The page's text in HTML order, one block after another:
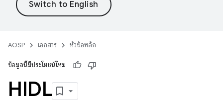
AOSP เอกสาร หัวข้อหลัก
ข้อมูลนี้มีประโยชน์ไหม
HIDL